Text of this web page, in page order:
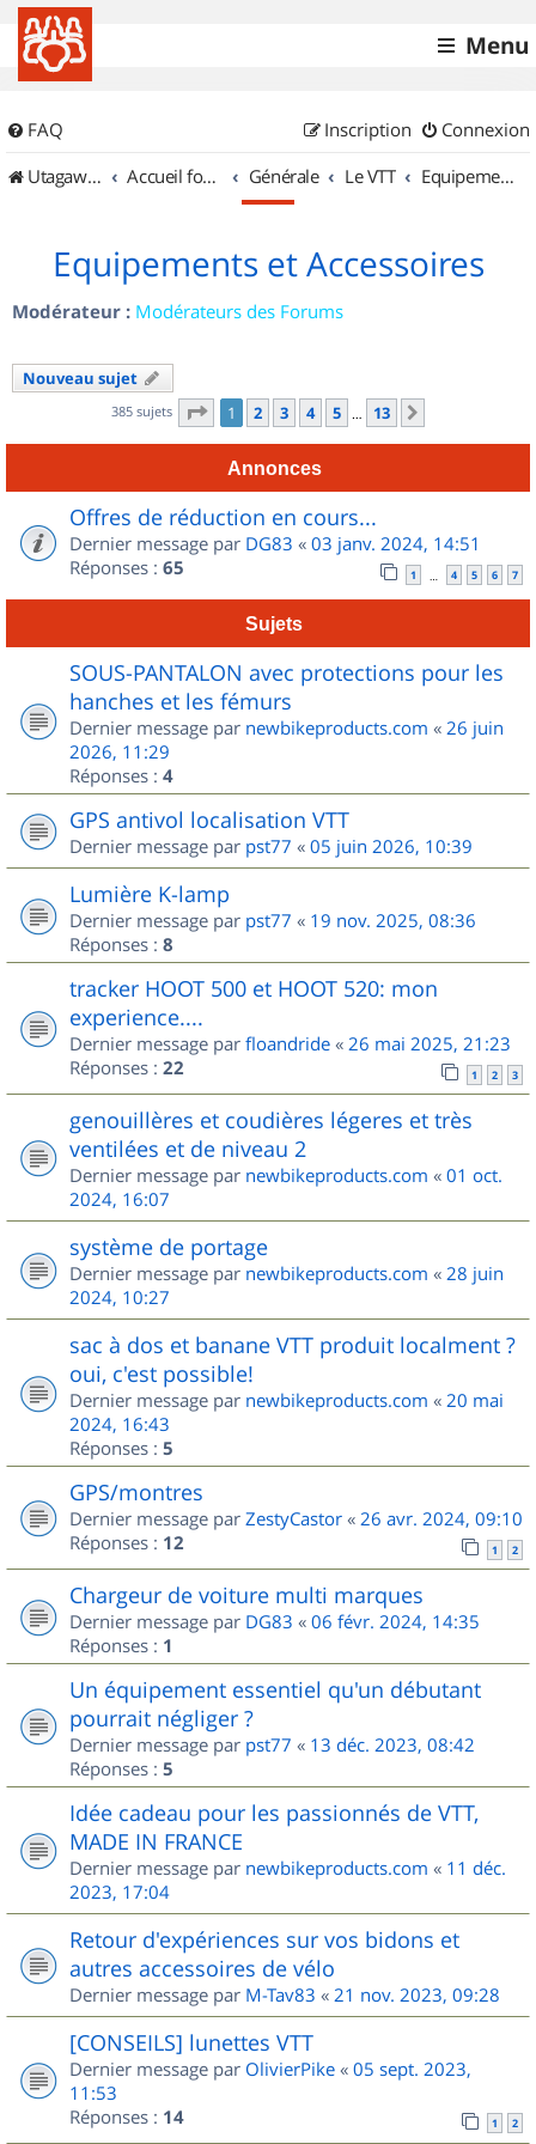
Menu
FAQ Connexion
Inscription
UtagawaVTT (Randos VTT et VTTAE avec traces GPS)
Accueil forum Générale Le VTT Equipements et Accessoires
Equipements et Accessoires
Modérateur : Modérateurs des Forums
Nouveau sujet
385 sujets Page 1sur
1 2 3 4 5 … 13
Annonces
Offres de réduction en cours...
Dernier message par DG83 « 03 janv. 2024, 14:51
Réponses : 65 1 … 4 5 6 7
Sujets
SOUS-PANTALON avec protections pour les
hanches et les fémurs
Dernier message par newbikeproducts.com « 26 juin
2026, 11:29
Réponses : 4
GPS antivol localisation VTT
Dernier message par pst77 « 05 juin 2026, 10:39
Lumière K-lamp
Dernier message par pst77 « 19 nov. 2025, 08:36
Réponses : 8
tracker HOOT 500 et HOOT 520: mon
experience....
Dernier message par floandride « 26 mai 2025, 21:23
Réponses : 22 1 2 3
genouillères et coudières légeres et très
ventilées et de niveau 2
Dernier message par newbikeproducts.com « 01 oct.
2024, 16:07
système de portage
Dernier message par newbikeproducts.com « 28 juin
2024, 10:27
sac à dos et banane VTT produit localment ?
oui, c'est possible!
Dernier message par newbikeproducts.com « 20 mai
2024, 16:43
Réponses : 5
GPS/montres
Dernier message par ZestyCastor « 26 avr. 2024, 09:10
Réponses : 12 1 2
Chargeur de voiture multi marques
Dernier message par DG83 « 06 févr. 2024, 14:35
Réponses : 1
Un équipement essentiel qu'un débutant
pourrait négliger ?
Dernier message par pst77 « 13 déc. 2023, 08:42
Réponses : 5
Idée cadeau pour les passionnés de VTT,
MADE IN FRANCE
Dernier message par newbikeproducts.com « 11 déc.
2023, 17:04
Retour d'expériences sur vos bidons et
autres accessoires de vélo
Dernier message par M-Tav83 « 21 nov. 2023, 09:28
[CONSEILS] lunettes VTT
Dernier message par OlivierPike « 05 sept. 2023,
11:53
Réponses : 14 1 2